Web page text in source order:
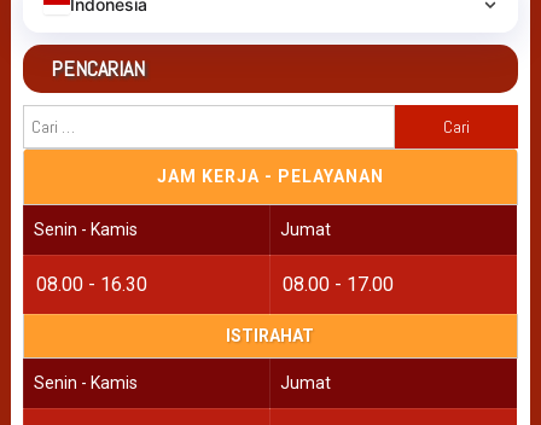
Indonesia
PENCARIAN
untuk:
JAM KERJA - PELAYANAN
Senin - Kamis Jumat
08.00 - 16.30 08.00 - 17.00
ISTIRAHAT
Senin - Kamis Jumat